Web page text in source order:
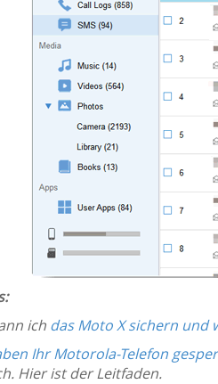
ich das Moto X sichern und
Ihr Motorola-Telefon
Hier ist der Leitfaden.